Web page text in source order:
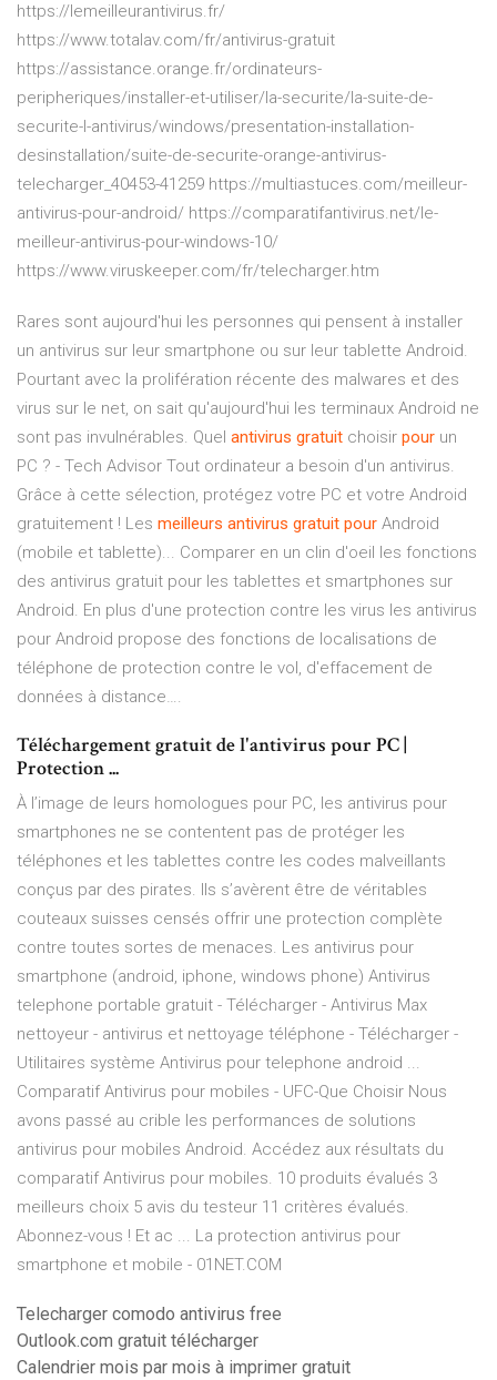
https://lemeilleurantivirus.fr/
https://www.totalav.com/fr/antivirus-gratuit
https://assistance.orange.fr/ordinateurs-
peripheriques/installer-et-utiliser/la-securite/la-suite-de-
securite-l-antivirus/windows/presentation-installation-
desinstallation/suite-de-securite-orange-antivirus-
telecharger_40453-41259 https://multiastuces.com/meilleur-
antivirus-pour-android/ https://comparatifantivirus.net/le-
meilleur-antivirus-pour-windows-10/
https://www.viruskeeper.com/fr/telecharger.htm
Rares sont aujourd'hui les personnes qui pensent à installer
un antivirus sur leur smartphone ou sur leur tablette Android.
Pourtant avec la prolifération récente des malwares et des
virus sur le net, on sait qu'aujourd'hui les terminaux Android ne
sont pas invulnérables. Quel antivirus gratuit choisir pour un
PC ? - Tech Advisor Tout ordinateur a besoin d'un antivirus.
Grâce à cette sélection, protégez votre PC et votre Android
gratuitement ! Les meilleurs antivirus gratuit pour Android
(mobile et tablette)... Comparer en un clin d'oeil les fonctions
des antivirus gratuit pour les tablettes et smartphones sur
Android. En plus d'une protection contre les virus les antivirus
pour Android propose des fonctions de localisations de
téléphone de protection contre le vol, d'effacement de
données à distance….
Téléchargement gratuit de l'antivirus pour PC |
Protection ...
À l’image de leurs homologues pour PC, les antivirus pour
smartphones ne se contentent pas de protéger les
téléphones et les tablettes contre les codes malveillants
conçus par des pirates. Ils s’avèrent être de véritables
couteaux suisses censés offrir une protection complète
contre toutes sortes de menaces. Les antivirus pour
smartphone (android, iphone, windows phone) Antivirus
telephone portable gratuit - Télécharger - Antivirus Max
nettoyeur - antivirus et nettoyage téléphone - Télécharger -
Utilitaires système Antivirus pour telephone android ...
Comparatif Antivirus pour mobiles - UFC-Que Choisir Nous
avons passé au crible les performances de solutions
antivirus pour mobiles Android. Accédez aux résultats du
comparatif Antivirus pour mobiles. 10 produits évalués 3
meilleurs choix 5 avis du testeur 11 critères évalués.
Abonnez-vous ! Et ac ... La protection antivirus pour
smartphone et mobile - 01NET.COM
Telecharger comodo antivirus free
Outlook.com gratuit télécharger
Calendrier mois par mois à imprimer gratuit